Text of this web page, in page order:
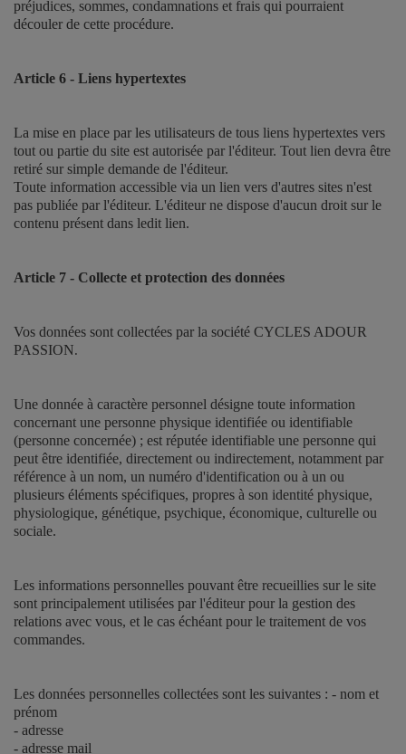
préjudices, sommes, condamnations et frais qui pourraient
découler de cette procédure.
Article 6 - Liens hypertextes
La mise en place par les utilisateurs de tous liens hypertextes vers
tout ou partie du site est autorisée par l'éditeur. Tout lien devra être
retiré sur simple demande de l'éditeur.
Toute information accessible via un lien vers d'autres sites n'est
pas publiée par l'éditeur. L'éditeur ne dispose d'aucun droit sur le
contenu présent dans ledit lien.
Article 7 - Collecte et protection des données
Vos données sont collectées par la société CYCLES ADOUR
PASSION.
Une donnée à caractère personnel désigne toute information
concernant une personne physique identifiée ou identifiable
(personne concernée) ; est réputée identifiable une personne qui
peut être identifiée, directement ou indirectement, notamment par
référence à un nom, un numéro d'identification ou à un ou
plusieurs éléments spécifiques, propres à son identité physique,
physiologique, génétique, psychique, économique, culturelle ou
sociale.
Les informations personnelles pouvant être recueillies sur le site
sont principalement utilisées par l'éditeur pour la gestion des
relations avec vous, et le cas échéant pour le traitement de vos
commandes.
Les données personnelles collectées sont les suivantes : - nom et
prénom
- adresse
- adresse mail